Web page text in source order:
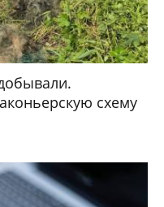
схему